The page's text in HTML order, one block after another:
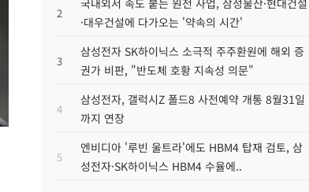
2
국내외서 속도 붙는 원전 사업, 삼성물산·현대건설
·대우건설에 다가오는 '약속의 시간'
3
삼성전자 SK하이닉스 소극적 주주환원에 해외 증
권가 비판, "반도체 호황 지속성 의문"
4
삼성전자, 갤럭시Z 폴드8 사전예약 개통 8월31일
까지 연장
5
엔비디아 '루빈 울트라'에도 HBM4 탑재 검토, 삼
성전자·SK하이닉스 HBM4 수율에..